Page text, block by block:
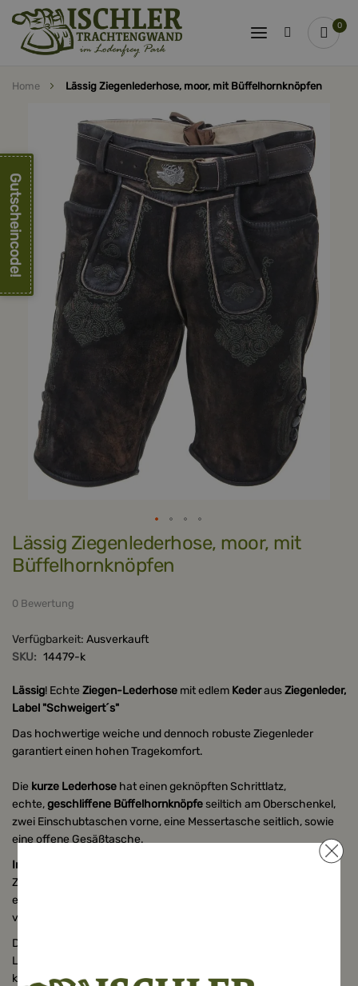
0
Home Lässig Ziegenlederhose, moor, mit Büffelhornknöpfen
springen
Zum
Anfang
der
Bildergalerie
Lässig Ziegenlederhose, moor, mit
Büffelhornknöpfen
0 Bewertung
Verfügbarkeit: Ausverkauft
SKU: 14479-k
Lässig! Echte Ziegen-Lederhose mit edlem KederausZiegenleder,
Label "Schweigert´s"
Das hochwertige weiche und dennoch robuste Ziegenleder
garantiert einen hohen Tragekomfort.
Die kurze Lederhose hat einen geknöpften Schrittlatz,
echte,geschliffene Büffelhornknöpfeseiltich am Oberschenkel,
zwei Einschubtaschen vorne, eine Messertasche seitlich, sowie
eine offene Gesäßtasche.
Im Lieferumfang
, ebenfalls aus
Ziegenleder mit Schnalle (Hirschkopfprägung. Die aufwenidige,
edle Stickerei zeigt sich hier in dem klassischen grün, wie man es
von handbestickten Lederhosen kennt.
Der Hosenbund bei dieser
Lederschnürung (Zwickl) hinten verstellbar. Typisch für diese
kurze L ederhoseist die Mittelnaht am Gesäß.
Gutscheincode!